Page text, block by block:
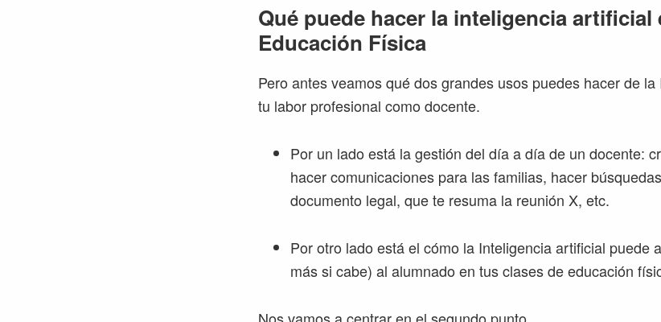
Qué puede hacer la inteligencia artificial
Educación Física
Pero antes veamos qué dos grandes usos puedes hacer de
tu labor profesional como docente.
Por un lado está la gestión del día a día de un docente:
hacer comunicaciones para las familias, hacer
documento legal, que te resuma la reunión X, etc.
Por otro lado está el cómo la Inteligencia artificial puede
más si cabe) al alumnado en tus clases de educación